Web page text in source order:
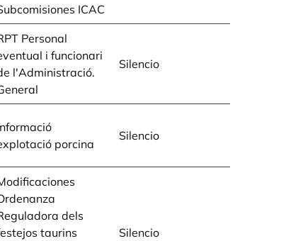
ICAC
Personal
i funcionari
l'Administració.
Silencio
porcina
Silencio
dels
taurins
Silencio